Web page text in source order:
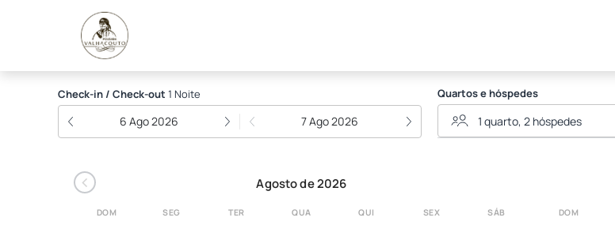
Pousada Valhacouto
Check-in / Check-out 1 Noite
6 Ago 2026 7 Ago 2026
Quartos e hóspedes
‹ Agosto de 2026
DOM SEG TER QUA QUI SEX SÁB DOM